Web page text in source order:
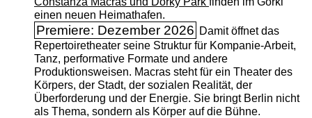
einen neuen Heimathafen.
Premiere: Dezember 2026 Damit öffnet das
Repertoiretheater seine Struktur für Kompanie-Arbeit,
Tanz, performative Formate und andere
Produktionsweisen. Macras steht für ein Theater des
Körpers, der Stadt, der sozialen Realität, der
Überforderung und der Energie. Sie bringt Berlin nicht
als Thema, sondern als Körper auf die Bühne.